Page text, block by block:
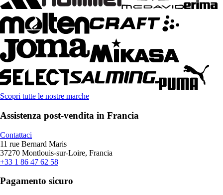
Scopri tutte le nostre marche
Assistenza post-vendita in Francia
Contattaci
11 rue Bernard Maris
37270 Montlouis-sur-Loire, Francia
+33 1 86 47 62 58
Pagamento sicuro